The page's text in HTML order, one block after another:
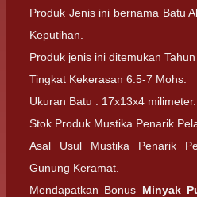
Produk Jenis ini bernama Batu
Keputihan.
Produk jenis ini ditemukan Tahun
Tingkat Kekerasan 6.5-7 Mohs.
Ukuran Batu : 17x13x4 milimeter.
Stok Produk Mustika Penarik
Asal Usul Mustika Penarik
Gunung Keramat.
Mendapatkan Bonus Minyak